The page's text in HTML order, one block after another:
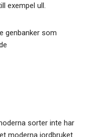
exempel ull.
genbanker som
sorter inte har
moderna jordbruket